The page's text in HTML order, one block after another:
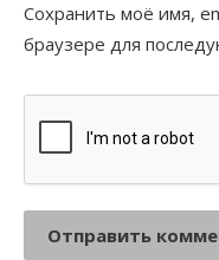
Сохранить моё имя,
браузере для